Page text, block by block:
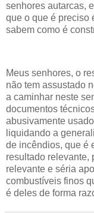
senhores autarcas,
que o que é preciso
sabem como é
Meus senhores, o
não tem assustado
a caminhar neste
documentos
abusivamente
liquidando a
de incêndios, que é
resultado relevante,
relevante e séria
combustíveis finos
é deles de forma